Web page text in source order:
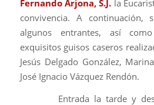
Fernando Arjona, S.J. la
convivencia. A continuación,
algunos entrantes, así
exquisitos guisos caseros
Jesús Delgado González,
José Ignacio Vázquez Rendón.
Entrada la tarde y